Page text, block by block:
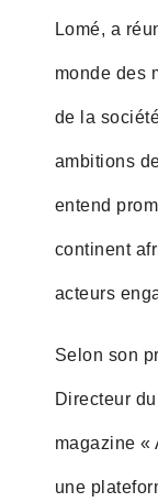
Lomé, a
monde des
de la
ambitions
entend
continent
acteurs
Selon son
Directeur
magazine «
une